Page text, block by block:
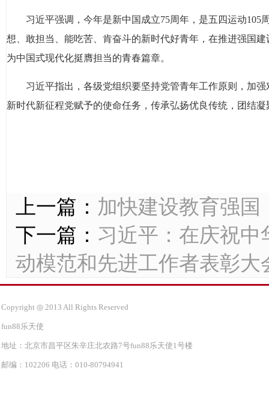
习近平强调，今年是新中国成立75周年，是五四运动
想、敢担当、能吃苦、肯奋斗的新时代好青年，在推进强国
为中国式现代化挺膺担当的青春篇章。
习近平指出，各级党组织要坚持党管青年工作原则，加
新时代新征程党赋予的使命任务，传承弘扬优良传统，团结
上一篇： 加快建设教育强国
下一篇： 习近平：在庆祝中
动模范和先进工作者表彰大
Copyright ◎ 2013 All Rights Reserved
fun88乐天使
地址：北京市昌平区朱辛庄北农路7号fun88乐天使1号楼
邮编：102206 电话：010-80794941